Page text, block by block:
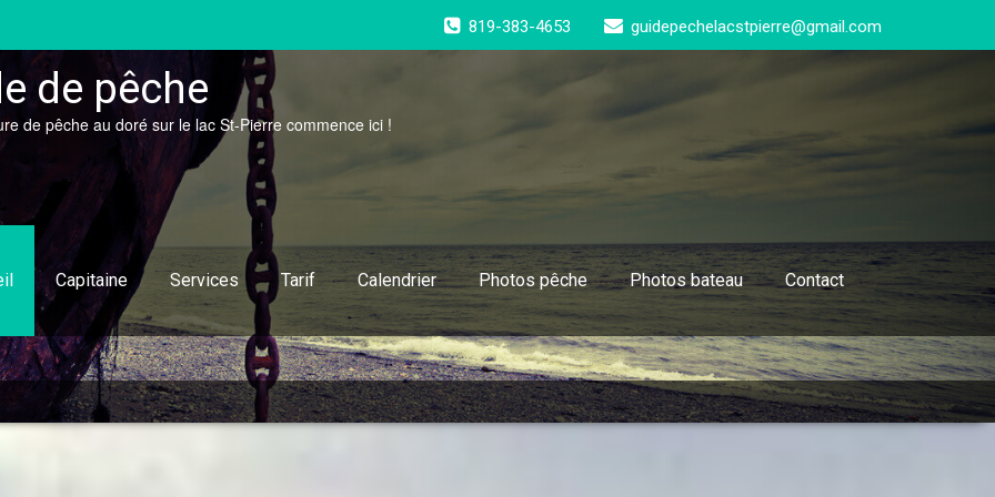
819-383-4653 guidepechelacstpierre@gmail.com
de pêche
de pêche au doré sur le lac St-Pierre commence ici !
Capitaine Services Tarif Calendrier Photos pêche Photos bateau Contact